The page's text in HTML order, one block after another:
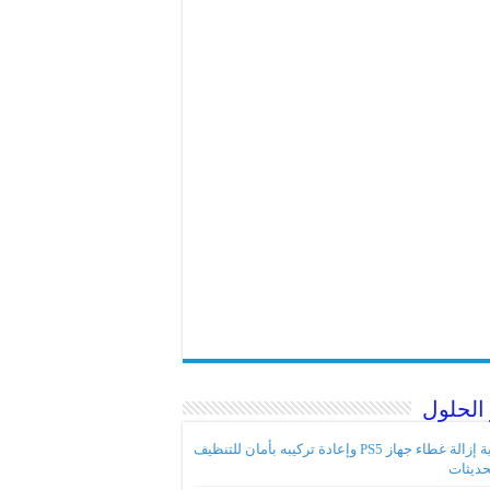
الحلول
كيفية إزالة غطاء جهاز PS5 وإعادة تركيبه بأمان للتنظيف